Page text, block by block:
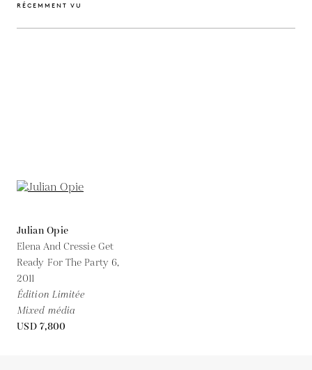
RÉCEMMENT VU
Julian Opie
Elena And Cressie Get
Ready For The Party 6,
2011
Édition Limitée
Mixed média
USD 7,800